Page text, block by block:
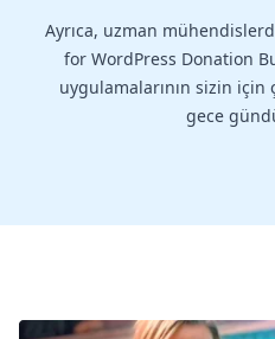
Ayrıca, uzman
for WordPress Donation
uygulamalarının sizin için
gece